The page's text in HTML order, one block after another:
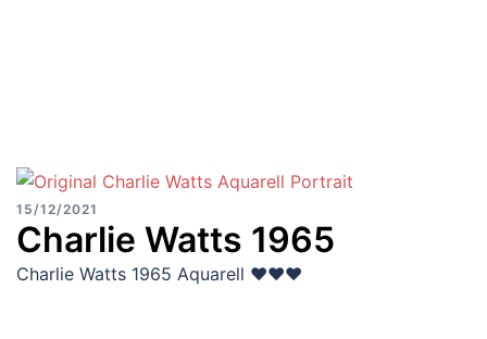
15/12/2021
Charlie Watts 1965
Charlie Watts 1965 Aquarell ♥♥♥